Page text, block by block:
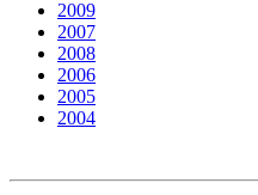
2009
2007
2008
2006
2005
2004